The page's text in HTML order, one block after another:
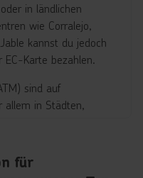
in ländlichen
wie Corralejo,
kannst du jedoch
Karte bezahlen.
sind auf
allem in Städten,
weniger verbreitet
Gebühren
für